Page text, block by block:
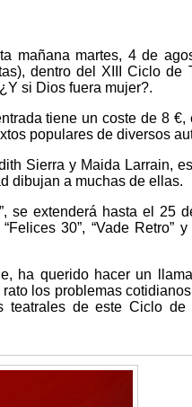
mañana martes, 4 de
dentro del XIII Ciclo de
si Dios fuera mujer?.
tiene un coste de 8 €,
populares de diversos
Sierra y Maida Larrain,
dibujan a muchas de ellas.
se extenderá hasta el 25
30”, “Vade Retro” y
ha querido hacer un
los problemas
teatrales de este Ciclo de